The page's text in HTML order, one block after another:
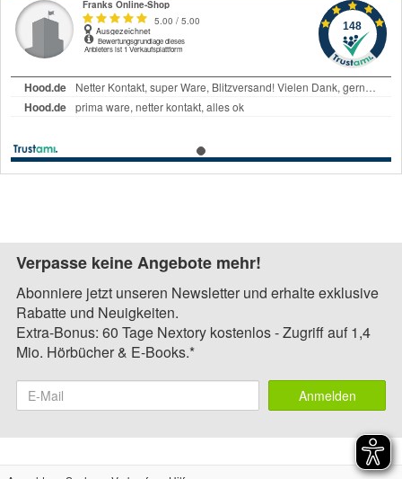
Verpasse keine Angebote mehr!
Abonniere jetzt unseren Newsletter und erhalte exklusive
Rabatte und Neuigkeiten.
Extra-Bonus: 60 Tage Nextory kostenlos - Zugriff auf 1,4
Mio. Hörbücher & E-Books.*
Anmelden